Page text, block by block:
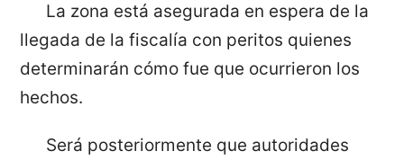
La zona está asegurada en espera de la
llegada de la fiscalía con peritos quienes
determinarán cómo fue que ocurrieron los
hechos.
Será posteriormente que autoridades